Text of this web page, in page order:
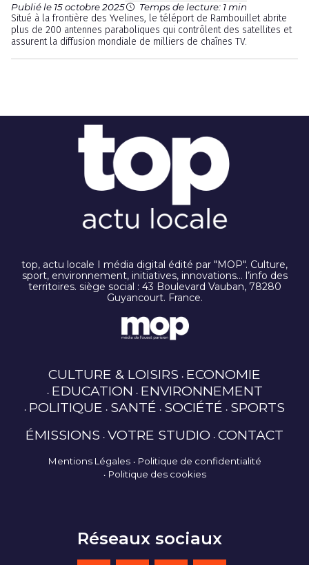
Publié le 15 octobre 2025 Temps de lecture: 1 min
Situé à la frontière des Yvelines, le téléport de Rambouillet abrite
plus de 200 antennes paraboliques qui contrôlent des satellites et
assurent la diffusion mondiale de milliers de chaînes TV.
top, actu locale I média digital édité par "MOP". Culture,
sport, environnement, initiatives, innovations… l’info des
territoires. siège social : 43 Boulevard Vauban, 78280
Guyancourt. France.
CULTURE & LOISIRS ECONOMIE
EDUCATION ENVIRONNEMENT
POLITIQUE SANTÉ SOCIÉTÉ SPORTS
ÉMISSIONS VOTRE STUDIO CONTACT
Mentions Légales
Politique de confidentialité
Politique des cookies
Réseaux sociaux